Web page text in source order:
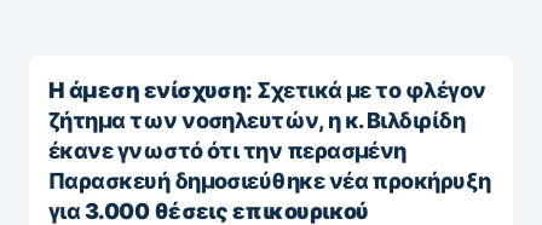
Η άμεση ενίσχυση: Σχετικά με το φλέγον
ζήτημα των νοσηλευτών, η κ. Βιλδιρίδη
έκανε γνωστό ότι την περασμένη
Παρασκευή δημοσιεύθηκε νέα προκήρυξη
για3.000 θέσεις επικουρικού